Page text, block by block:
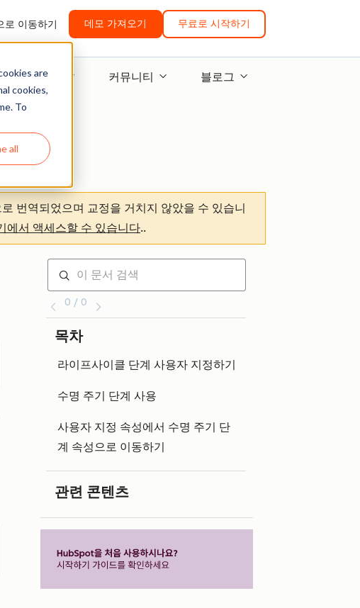
are
cookies,
To
all
로 이동하기 데모 가져오기 무료로 시작하기
교육 커뮤니티 블로그
번역되었으며 교정을 거치지 않았을 수 있습니
에서 액세스할 수 있습니다..
0 / 0
목차
라이프사이클 단계 사용자 지정하기
수명 주기 단계 사용
사용자 지정 속성에서 수명 주기 단
계 속성으로 이동하기
관련 콘텐츠